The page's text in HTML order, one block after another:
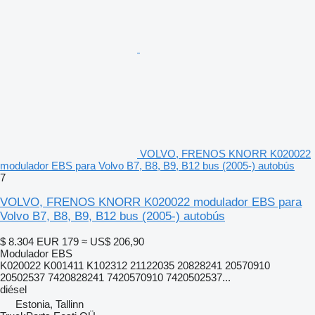
VOLVO, FRENOS KNORR K020022
modulador EBS para Volvo B7, B8, B9, B12 bus (2005-) autobús
7
VOLVO, FRENOS KNORR K020022 modulador EBS para
Volvo B7, B8, B9, B12 bus (2005-) autobús
$ 8.304 EUR 179 ≈ US$ 206,90
Modulador EBS
K020022 K001411 K102312 21122035 20828241 20570910
20502537 7420828241 7420570910 7420502537...
diésel
Estonia, Tallinn